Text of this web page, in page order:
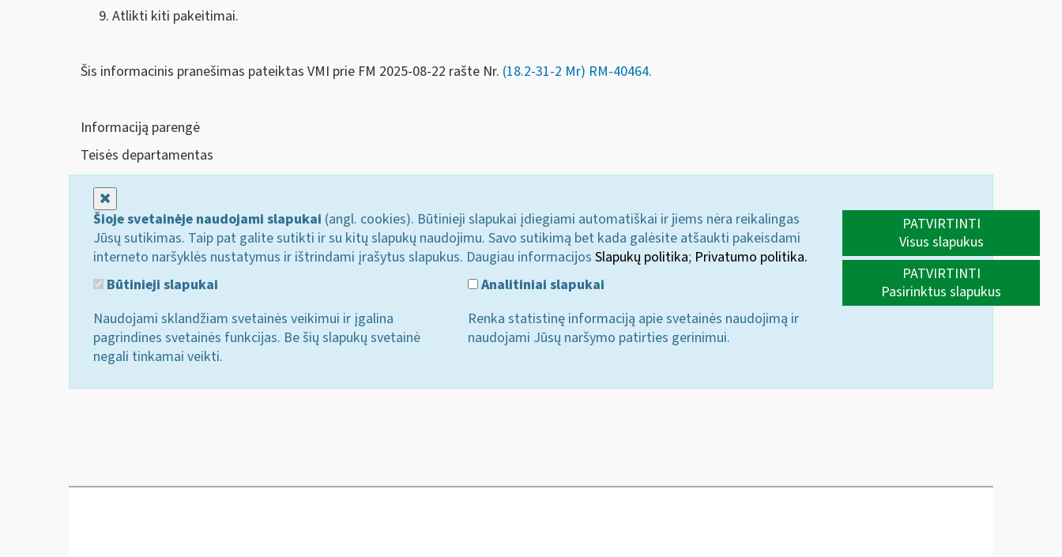
Atlikti kiti pakeitimai.
Šis informacinis pranešimas pateiktas VMI prie FM 2025-08-22 rašte Nr. (18.2-31-2 Mr) RM-40464.
Informaciją parengė
Teisės departamentas
Šioje svetainėje naudojami slapukai (angl. cookies). Būtinieji slapukai įdiegiami automatiškai ir jiems nėra reikalingas
Jūsų sutikimas. Taip pat galite sutikti ir su kitų slapukų naudojimu. Savo sutikimą bet kada galėsite atšaukti pakeisdami
interneto naršyklės nustatymus ir ištrindami įrašytus slapukus. Daugiau informacijos Slapukų politika; Privatumo politika.
Būtinieji slapukai
Naudojami sklandžiam svetainės veikimui ir įgalina
pagrindines svetainės funkcijas. Be šių slapukų svetainė
negali tinkamai veikti.
Analitiniai slapukai
Renka statistinę informaciją apie svetainės naudojimą ir
naudojami Jūsų naršymo patirties gerinimui.
PATVIRTINTI
Visus slapukus
PATVIRTINTI
Pasirinktus slapukus